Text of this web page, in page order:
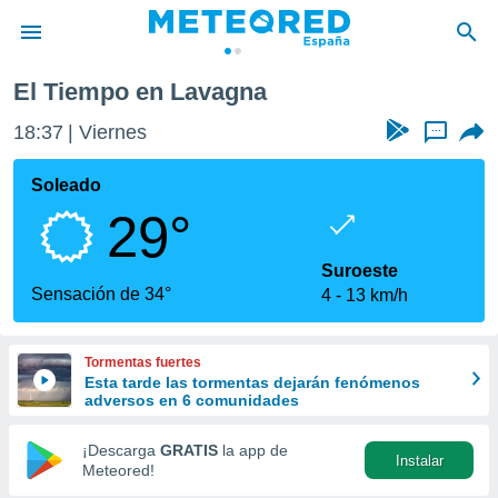
de
por
que se
calidad.
a este
las
y
forma
digital
basada
El Tiempo en Lavagna
18:37 Viernes ...
Soleado
29°
Sensación de 34°
Suroeste
4
13 km/h
Tormentas fuertes
Esta tarde las tormentas dejarán fenómenos
adversos en 6 comunidades
¡Descarga GRATIS la app de
Meteored!
Instalar